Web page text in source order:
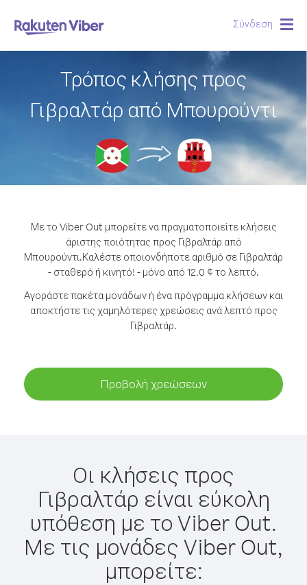
Σύνδεση
Τρόπος κλήσης προς
Γιβραλτάρ από Μπουρούντι
Με το Viber Out μπορείτε να πραγματοποιείτε κλήσεις
άριστης ποιότητας προς Γιβραλτάρ από
Μπουρούντι.Καλέστε οποιονδήποτε αριθμό σε Γιβραλτάρ
- σταθερό ή κινητό! - μόνο από 12.0 ¢ το λεπτό.
Αγοράστε πακέτα μονάδων ή ένα πρόγραμμα κλήσεων και
αποκτήστε τις χαμηλότερες χρεώσεις ανά λεπτό προς
Γιβραλτάρ.
Προβολή χρεώσεων
Οι κλήσεις προς
Γιβραλτάρ είναι εύκολη
υπόθεση με το Viber Out.
Με τις μονάδες Viber Out,
μπορείτε: